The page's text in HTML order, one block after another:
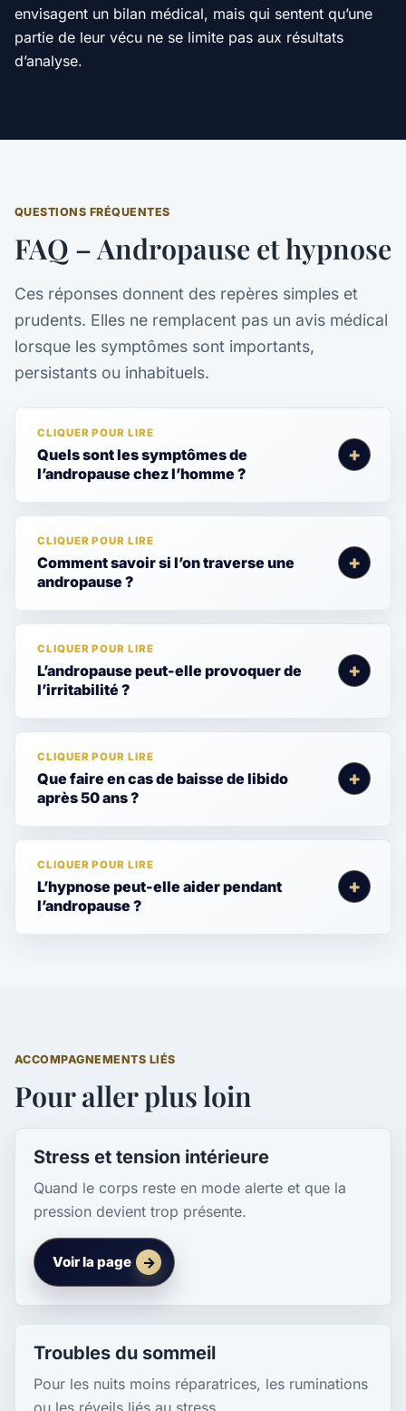
envisagent un bilan médical, mais qui sentent qu’une
partie de leur vécu ne se limite pas aux résultats
d’analyse.
QUESTIONS FRÉQUENTES
FAQ – Andropause et hypnose
Ces réponses donnent des repères simples et
prudents. Elles ne remplacent pas un avis médical
lorsque les symptômes sont importants,
persistants ou inhabituels.
Quels sont les symptômes de
l’andropause chez l’homme ?
Comment savoir si l’on traverse une
andropause ?
L’andropause peut-elle provoquer de
l’irritabilité ?
Que faire en cas de baisse de libido
après 50 ans ?
L’hypnose peut-elle aider pendant
l’andropause ?
ACCOMPAGNEMENTS LIÉS
Pour aller plus loin
Stress et tension intérieure
Quand le corps reste en mode alerte et que la
pression devient trop présente.
Voir la page
Troubles du sommeil
Pour les nuits moins réparatrices, les ruminations
ou les réveils liés au stress.